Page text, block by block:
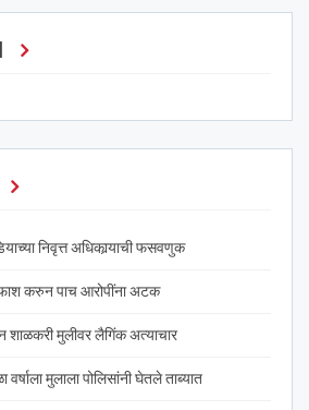
निवृत्त अधिकार्‍याची फसवणुक
करुन पाच आरोपींना अटक
शाळकरी मुलीवर लैगिंक अत्याचार
मुलाला पोलिसांनी घेतले ताब्यात